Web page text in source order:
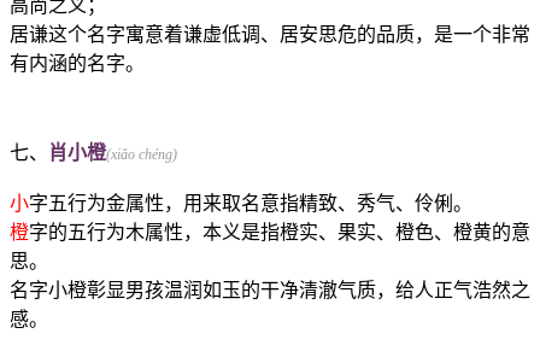
高尚之义；
居谦这个名字寓意着谦虚低调、居安思危的品质，是一个非常
有内涵的名字。
七、 肖小橙(xiǎo chéng)
小字五行为金属性，用来取名意指精致、秀气、伶俐。
橙字的五行为木属性，本义是指橙实、果实、橙色、橙黄的意
思。
名字小橙彰显男孩温润如玉的干净清澈气质，给人正气浩然之
感。